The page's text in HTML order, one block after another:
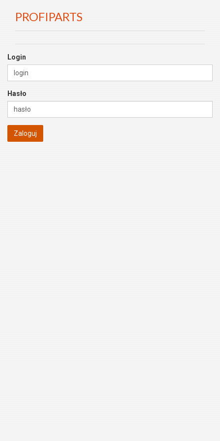
PROFIPARTS
Login
Hasło
Zaloguj